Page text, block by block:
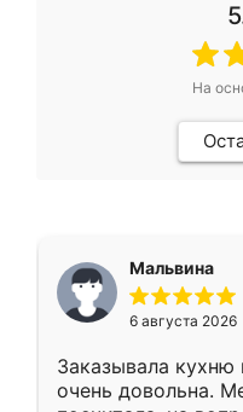
На
Мальвина
6 августа 2026
Заказывала кухню
очень довольна.